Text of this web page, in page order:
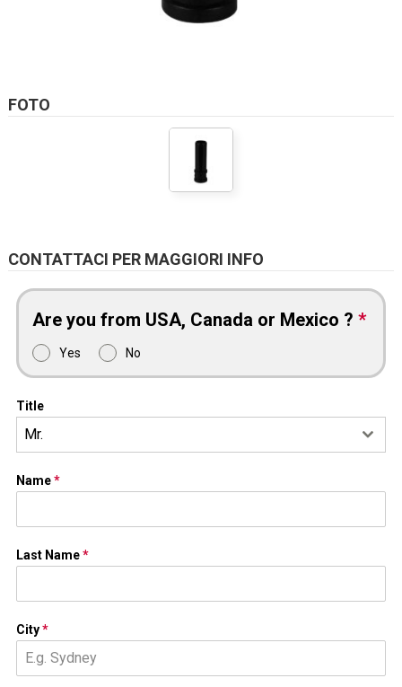
FOTO
CONTATTACI PER MAGGIORI INFO
Are you from USA, Canada or Mexico ? *
Yes No
Title
Mr.
Name*
Last Name*
City*